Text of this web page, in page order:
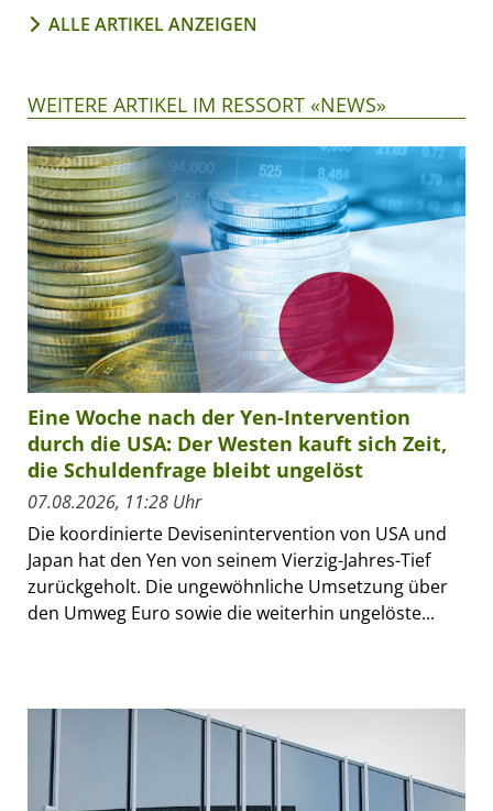
ALLE ARTIKEL ANZEIGEN
WEITERE ARTIKEL IM RESSORT «NEWS»
Eine Woche nach der Yen-Intervention
durch die USA: Der Westen kauft sich Zeit,
die Schuldenfrage bleibt ungelöst
07.08.2026, 11:28 Uhr
Die koordinierte Devisenintervention von USA und
Japan hat den Yen von seinem Vierzig-Jahres-Tief
zurückgeholt. Die ungewöhnliche Umsetzung über
den Umweg Euro sowie die weiterhin ungelöste...